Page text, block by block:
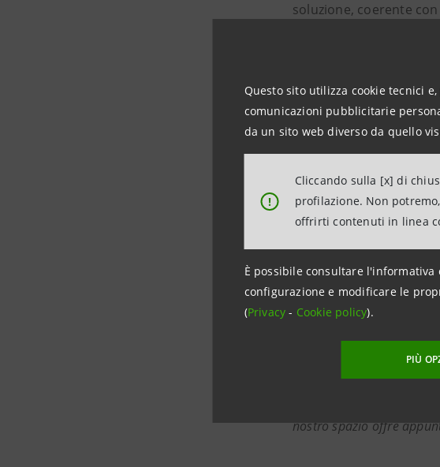
Questo sito utilizza cookie tecnici
comunicazioni pubblicitarie
da un sito web diverso da quello
!
Cliccando sulla [x] di
profilazione. Non
offrirti contenuti in linea
È possibile consultare l'informativa
configurazione e modificare le
(Privacy- Cookie policy).
PIÙ
soluzione, coerente
ambienti aperti
Le Smart Bench
stand Samsung Tim
(Internet of Things)
Telecommunication
Per maggiori
«Con The Waterstone
cui le 400 imprese
nonché studiare nuove
per dimensioni e settori
storia imprenditoriale di
che una banca come la
nostro spazio offre